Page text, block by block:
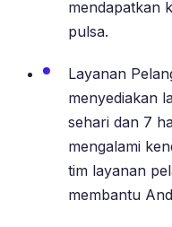
mendapatkan
pulsa.
Layanan
menyediakan
sehari dan 7
mengalami
tim layanan
membantu